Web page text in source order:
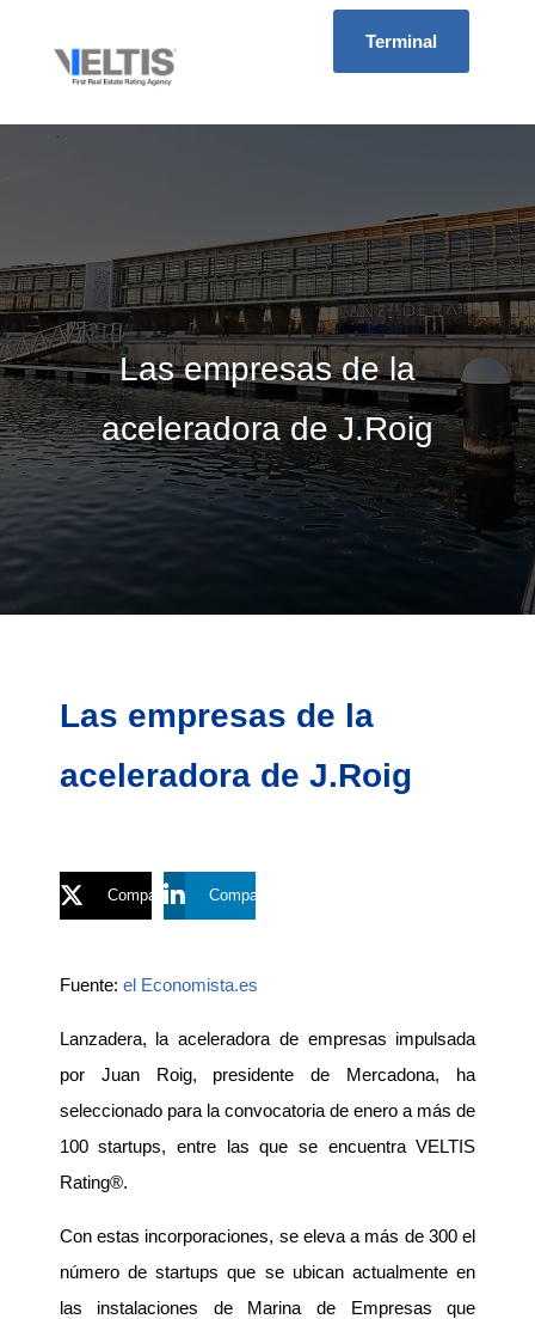
Terminal
Las empresas de la
aceleradora de J.Roig
Las empresas de la
aceleradora de J.Roig
Compartir Compartir
Fuente: el Economista.es
Lanzadera, la aceleradora de empresas impulsada
por Juan Roig, presidente de Mercadona, ha
seleccionado para la convocatoria de enero a más de
100 startups, entre las que se encuentra VELTIS
Rating®.
Con estas incorporaciones, se eleva a más de 300 el
número de startups que se ubican actualmente en
las instalaciones de Marina de Empresas que